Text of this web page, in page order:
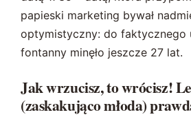
papieski marketing bywał
optymistyczny: do faktycznego
fontanny minęło jeszcze 27 lat.
Jak wrzucisz, to wrócisz!
(zaskakująco młoda)